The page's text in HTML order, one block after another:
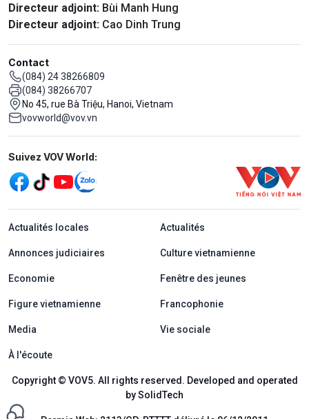
Directeur adjoint: Bùi Manh Hung
Directeur adjoint: Cao Dinh Trung
Contact
(084) 24 38266809
(084) 38266707
No 45, rue Bà Triệu, Hanoi, Vietnam
vovworld@vov.vn
Mạng xã hội
Suivez VOV World:
menu footer tiếng Pháp
Actualités locales Actualités
Annonces judiciaires Culture vietnamienne
Economie Fenêtre des jeunes
Figure vietnamienne Francophonie
Media Vie sociale
À l'écoute
Copyright © VOV5. All rights reserved. Developed and operated
by SolidTech